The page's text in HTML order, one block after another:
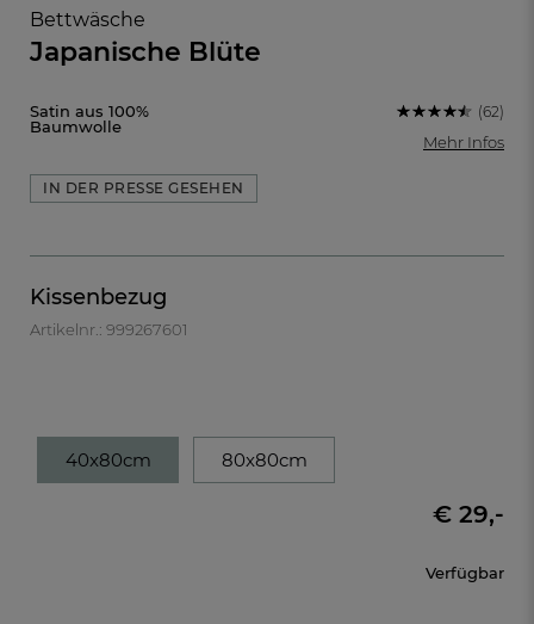
Bettwäsche
Japanische Blüte
Satin aus 100%
Baumwolle
(62)
Mehr Infos
IN DER PRESSE GESEHEN
Kissenbezug
Artikelnr.: 999267601
40x80cm 80x80cm
Verfügbar
€ 29,-